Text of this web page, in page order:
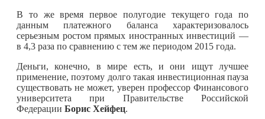
В то же время первое полугодие текущего года по
данным платежного баланса характеризовалось
серьезным ростом прямых иностранных инвестиций —
в 4,3 раза по сравнению с тем же периодом 2015 года.
Деньги, конечно, в мире есть, и они ищут лучшее
применение, поэтому долго такая инвестиционная пауза
существовать не может, уверен профессор Финансового
университета при Правительстве Российской
Федерации Борис Хейфец.